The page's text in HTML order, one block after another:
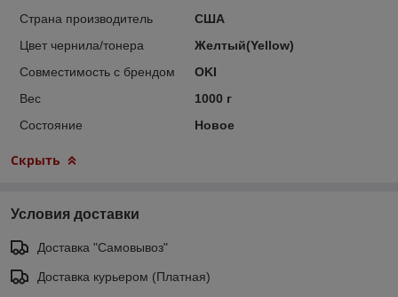
Страна производитель
США
Цвет чернила/тонера
Желтый(Yellow)
Совместимость с брендом
OKI
Вес
1000 г
Состояние
Новое
Скрыть
Условия доставки
Доставка "Самовывоз"
Доставка курьером (Платная)